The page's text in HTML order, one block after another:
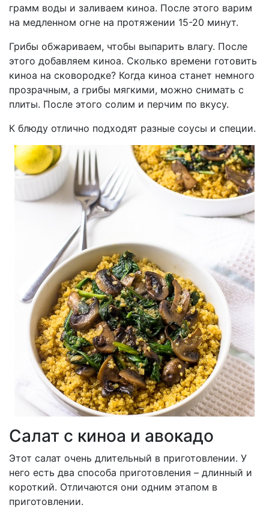
грамм воды и заливаем киноа. После этого варим
на медленном огне на протяжении 15-20 минут.
Грибы обжариваем, чтобы выпарить влагу. После
этого добавляем киноа. Сколько времени готовить
киноа на сковородке? Когда киноа станет немного
прозрачным, а грибы мягкими, можно снимать с
плиты. После этого солим и перчим по вкусу.
К блюду отлично подходят разные соусы и специи.
Салат с киноа и авокадо
Этот салат очень длительный в приготовлении. У
него есть два способа приготовления – длинный и
короткий. Отличаются они одним этапом в
приготовлении.